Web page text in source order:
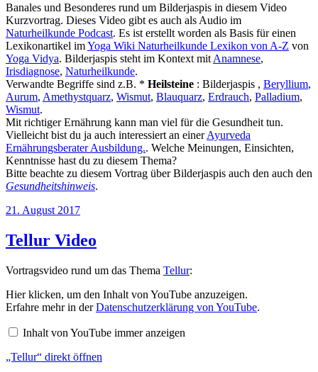
Banales und Besonderes rund um Bilderjaspis in diesem Video
Kurzvortrag. Dieses Video gibt es auch als Audio im
Naturheilkunde Podcast. Es ist erstellt worden als Basis für einen
Lexikonartikel imYoga Wiki Naturheilkunde Lexikon von A-Z von
Yoga Vidya. Bilderjaspis steht im Kontext mit Anamnese,
Irisdiagnose, Naturheilkunde.
Verwandte Begriffe sind z.B. * Heilsteine : Bilderjaspis , Beryllium,
Aurum, Amethystquarz, Wismut, Blauquarz, Erdrauch, Palladium,
Wismut.
Mit richtiger Ernährung kann man viel für die Gesundheit tun.
Vielleicht bist du ja auch interessiert an einerAyurveda
Ernährungsberater Ausbildung.. Welche Meinungen, Einsichten,
Kenntnisse hast du zu diesem Thema?
Bitte beachte zu diesem Vortrag über Bilderjaspis auch den auch den
Gesundheitshinweis.
Veröffentlicht
21. August 2017
Tellur Video
Vortragsvideo rund um das Thema Tellur:
„Tellur“
von
YouTube
Hier klicken, um den Inhalt von YouTube anzuzeigen.
Erfahre mehr in derDatenschutzerklärung von YouTube.
Inhalt von YouTube immer anzeigen
„Tellur“ direkt öffnen